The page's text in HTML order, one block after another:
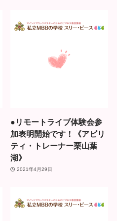
●リモートライブ体験会参
加表明開始です！《アビリ
ティ・トレーナー栗山葉
湖》
2021年4月29日